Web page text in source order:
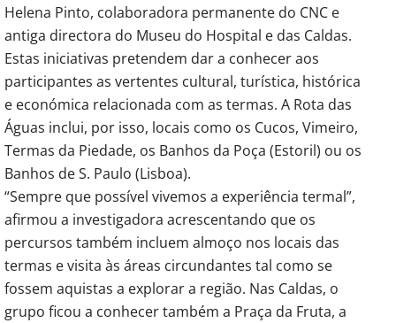
Helena Pinto, colaboradora permanente do CNC e
antiga directora do Museu do Hospital e das Caldas.
Estas iniciativas pretendem dar a conhecer aos
participantes as vertentes cultural, turística, histórica
e económica relacionada com as termas. A Rota das
Águas inclui, por isso, locais como os Cucos, Vimeiro,
Termas da Piedade, os Banhos da Poça (Estoril) ou os
Banhos de S. Paulo (Lisboa).
“Sempre que possível vivemos a experiência termal”,
afirmou a investigadora acrescentando que os
percursos também incluem almoço nos locais das
termas e visita às áreas circundantes tal como se
fossem aquistas a explorar a região. Nas Caldas, o
grupo ficou a conhecer também a Praça da Fruta, a